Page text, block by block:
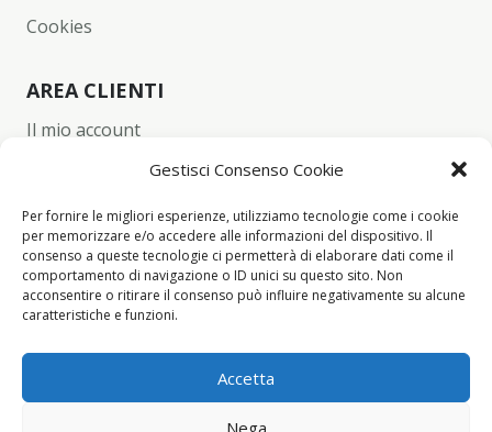
Gestisci Consenso Cookie
Per fornire le migliori esperienze, utilizziamo tecnologie come i cookie
per memorizzare e/o accedere alle informazioni del dispositivo. Il
consenso a queste tecnologie ci permetterà di elaborare dati come il
comportamento di navigazione o ID unici su questo sito. Non
acconsentire o ritirare il consenso può influire negativamente su alcune
caratteristiche e funzioni.
Accetta
Nega
Cookies
AREA CLIENTI
Il mio account
Wishlist
Checkout
CONTACT INFO
+39 342 94 34 260
info@yume-collection.eu